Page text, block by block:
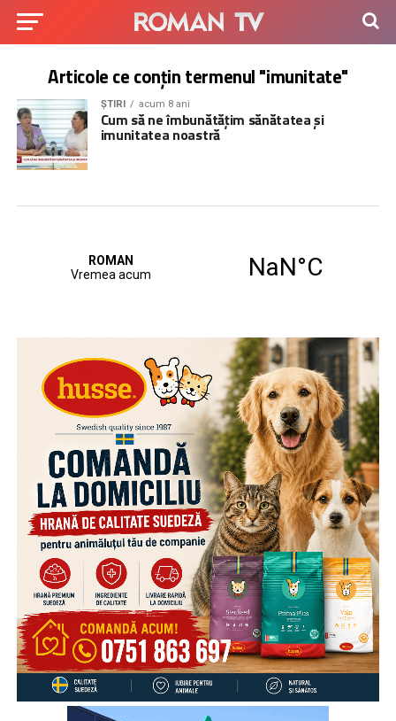
Articole ce conțin termenul "imunitate"
ȘTIRI acum 8 ani
Cum să ne îmbunătățim sănătatea și
imunitatea noastră